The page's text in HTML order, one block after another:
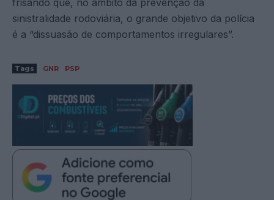
frisando que, no âmbito da prevenção da
sinistralidade rodoviária, o grande objetivo da polícia
é a “dissuasão de comportamentos irregulares”.
Tags GNR PSP